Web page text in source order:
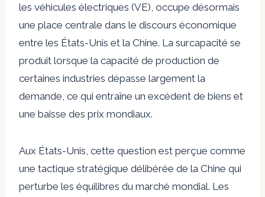
les véhicules électriques (VE), occupe désormais
une place centrale dans le discours économique
entre les États-Unis et la Chine. La surcapacité se
produit lorsque la capacité de production de
certaines industries dépasse largement la
demande, ce qui entraîne un excédent de biens et
une baisse des prix mondiaux.
Aux États-Unis, cette question est perçue comme
une tactique stratégique délibérée de la Chine qui
perturbe les équilibres du marché mondial. Les